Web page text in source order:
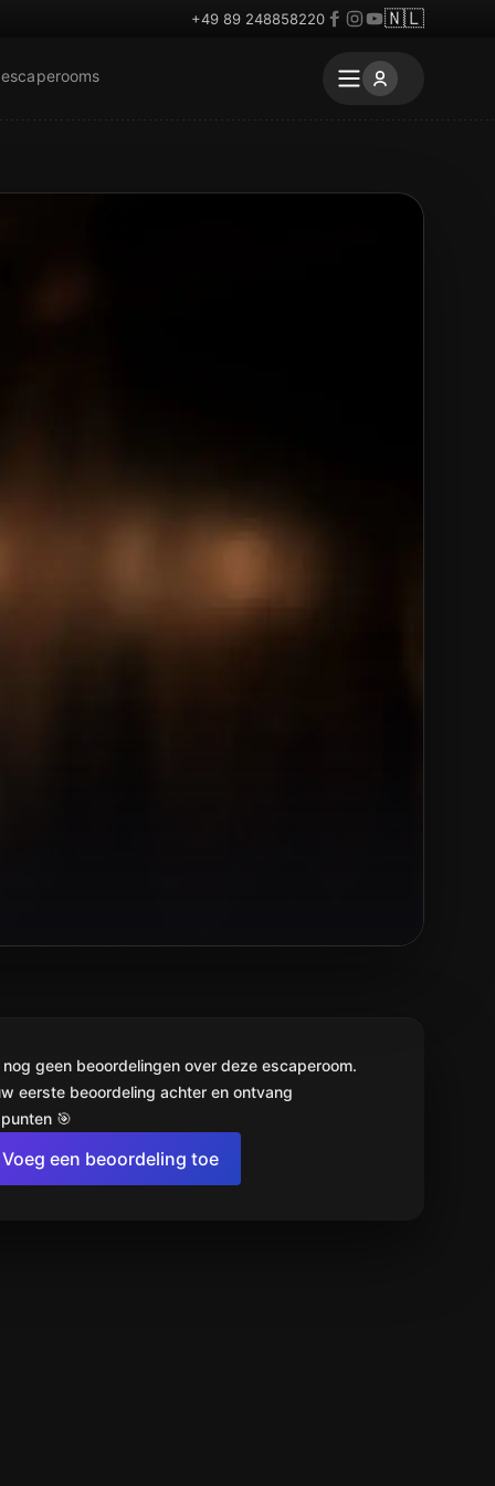
+49 89 248858220 🇳🇱
nog geen beoordelingen over deze escaperoom.
eerste beoordeling achter en ontvang
🎯
Voeg een beoordeling toe